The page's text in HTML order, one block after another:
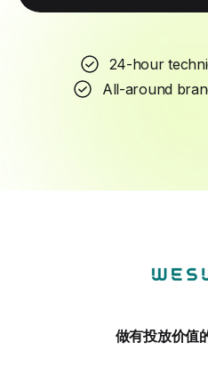
24-hour
All-around
做有投放价值